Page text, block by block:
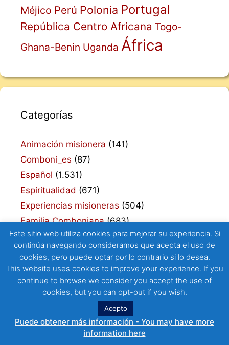
Méjico Perú Polonia Portugal
República Centro Africana Togo-
Ghana-Benin Uganda África
Categorías
Animación misionera (141)
Comboni_es (87)
Español (1.531)
Espiritualidad (671)
Experiencias misioneras (504)
Familia Comboniana(683)
Formación(485)
JPIC_es (168)
Pueblos y Culturas(43)
© 2026 Laicos Misioneros Combonianos• Creado con
GeneratePress
Este sitio web utiliza cookies para mejorar su experiencia. Si
continúa navegando consideramos que acepta el uso de
cookies, pero puede optar por lo contrario si lo desea.
This website uses cookies to improve your experience. If you
continue to browse we consider you accept the use of
cookies, but you can opt-out if you wish.
Acepto
Puede obtener más información - You may have more
information here